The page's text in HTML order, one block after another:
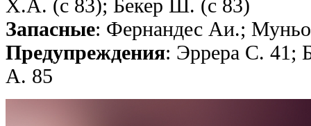
Х.А. (с 83); Бекер Ш. (с 83)
Запасные: Фернандес Аи.;
Предупреждения: Эррера С. 41;
А. 85